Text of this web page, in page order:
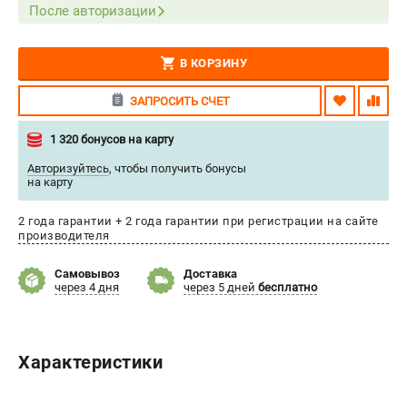
ПОДДЕРЖКА
Сервисный центр
Нашли дешевле?
ИНФОРМАЦИЯ
О компании
Юридическим лицам
После авторизации
В КОРЗИНУ
ЗАПРОСИТЬ СЧЕТ
1 320 бонусов на карту
Авторизуйтесь, чтобы получить бонусы
на карту
2 года гарантии + 2 года гарантии при регистрации на сайте
производителя
Самовывоз
через 4 дня
Доставка
через 5 дней бесплатно
Характеристики